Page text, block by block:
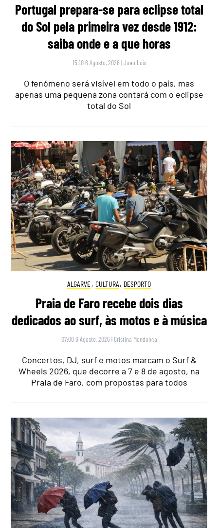
Portugal prepara-se para eclipse total
do Sol pela primeira vez desde 1912:
saiba onde e a que horas
15:10 6 Agosto, 2026 |João Luís
O fenómeno será visível em todo o país, mas
apenas uma pequena zona contará com o eclipse
total do Sol
ALGARVE, CULTURA, DESPORTO
Praia de Faro recebe dois dias
dedicados ao surf, às motos e à música
07:00 6 Agosto, 2026 | Cristina Mendonça
Concertos, DJ, surf e motos marcam o Surf &
Wheels 2026, que decorre a 7 e 8 de agosto, na
Praia de Faro, com propostas para todos